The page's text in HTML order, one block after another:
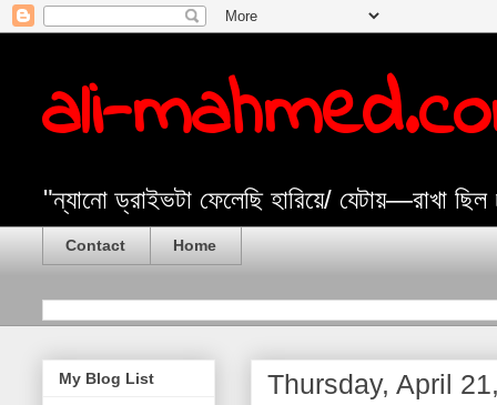
ali-
"ন্যানো ড্রাইভটা ফেলেছি হারিয়ে/ যেটায়—রাখা
Contact Home
Thursday, April
My Blog List